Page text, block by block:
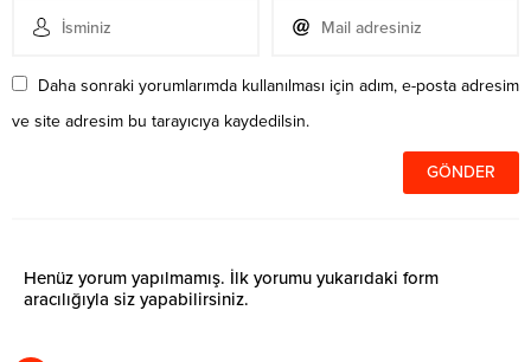
Daha sonraki yorumlarımda kullanılması için adım, e-posta adresim
ve site adresim bu tarayıcıya kaydedilsin.
Henüz yorum yapılmamış. İlk yorumu yukarıdaki form
aracılığıyla siz yapabilirsiniz.